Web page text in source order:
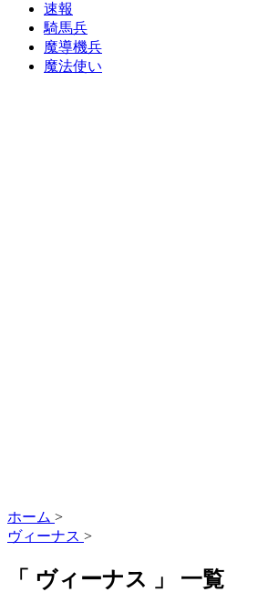
速報
騎馬兵
魔導機兵
魔法使い
ホーム >
ヴィーナス >
「 ヴィーナス 」 一覧